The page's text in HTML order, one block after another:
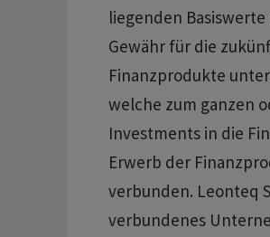
liegenden
Gewähr für die
Finanzprodukte
welche zum ganzen
Investments in die
Erwerb der
verbunden. Leonteq
verbundenes